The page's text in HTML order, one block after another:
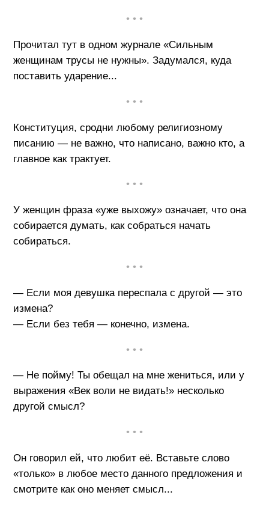
• • •
Прочитал тут в одном журнале «Сильным
женщинам трусы не нужны». Задумался, куда
поставить ударение...
• • •
Конституция, сродни любому религиозному
писанию — не важно, что написано, важно кто, а
главное как трактует.
• • •
У женщин фраза «уже выхожу» означает, что она
собирается думать, как собраться начать
собираться.
• • •
— Если моя девушка переспала с другой — это
измена?
— Если без тебя — конечно, измена.
• • •
— Не пойму! Ты обещал на мне жениться, или у
выражения «Век воли не видать!» несколько
другой смысл?
• • •
Он говорил ей, что любит её. Вставьте слово
«только» в любое место данного предложения и
смотрите как оно меняет смысл...